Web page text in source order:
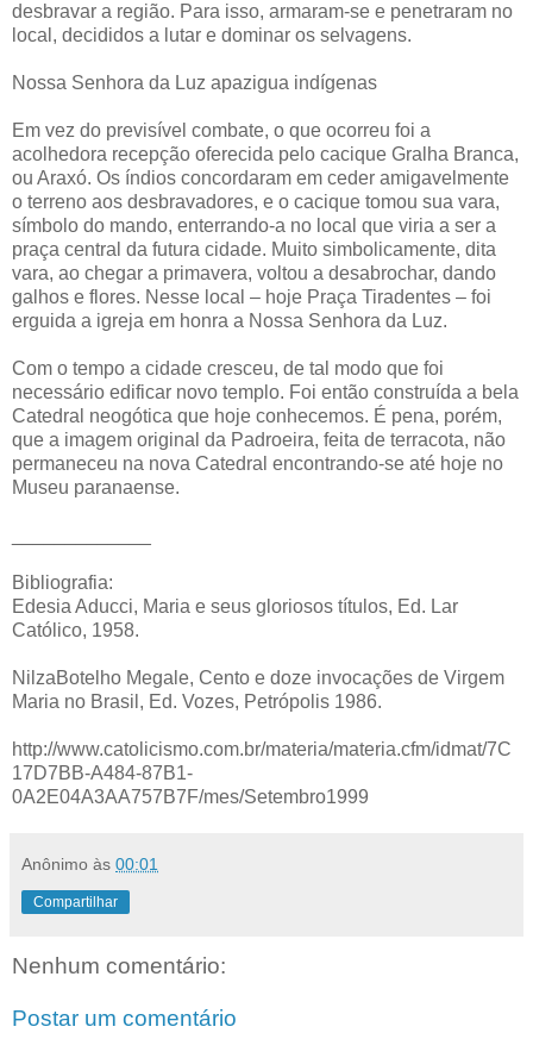
desbravar a região. Para isso, armaram-se e penetraram no
local, decididos a lutar e dominar os selvagens.
Nossa Senhora da Luz apazigua indígenas
Em vez do previsível combate, o que ocorreu foi a
acolhedora recepção oferecida pelo cacique Gralha Branca,
ou Araxó. Os índios concordaram em ceder amigavelmente
o terreno aos desbravadores, e o cacique tomou sua vara,
símbolo do mando, enterrando-a no local que viria a ser a
praça central da futura cidade. Muito simbolicamente, dita
vara, ao chegar a primavera, voltou a desabrochar, dando
galhos e flores. Nesse local – hoje Praça Tiradentes – foi
erguida a igreja em honra a Nossa Senhora da Luz.
Com o tempo a cidade cresceu, de tal modo que foi
necessário edificar novo templo. Foi então construída a bela
Catedral neogótica que hoje conhecemos. É pena, porém,
que a imagem original da Padroeira, feita de terracota, não
permaneceu na nova Catedral encontrando-se até hoje no
Museu paranaense.
Bibliografia:
Edesia Aducci, Maria e seus gloriosos títulos, Ed. Lar
Católico, 1958.
NilzaBotelho Megale, Cento e doze invocações de Virgem
Maria no Brasil, Ed. Vozes, Petrópolis 1986.
http://www.catolicismo.com.br/materia/materia.cfm/idmat/7C
17D7BB-A484-87B1-
0A2E04A3AA757B7F/mes/Setembro1999
Anônimo às 00:01
Compartilhar
Nenhum comentário:
Postar um comentário